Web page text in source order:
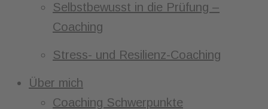
Selbstbewusst in die Prüfung –
Coaching
Stress- und Resilienz-Coaching
Über mich
Coaching Schwerpunkte